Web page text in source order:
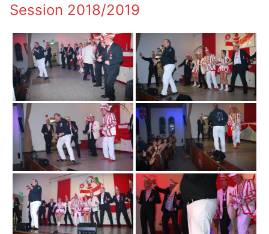
Session 2018/2019